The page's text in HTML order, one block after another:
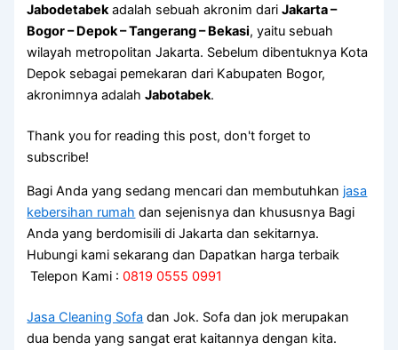
Jabodetabekadalah sebuah akronim dariJakarta –
Bogor – Depok – Tangerang – Bekasi, yaitu sebuah
wilayah metropolitan Jakarta. Sebelum dibentuknya Kota
Depok sebagai pemekaran dari Kabupaten Bogor,
akronimnya adalahJabotabek.
Thank you for reading this post, don't forget to
subscribe!
Bagi Anda yang sedang mencari dan membutuhkan jasa
kebersihan rumah dan sejenisnya dan khususnya Bagi
Anda yang berdomisili di Jakarta dan sekitarnya.
Hubungi kami sekarang dan Dapatkan harga terbaik
Telepon Kami :0819 0555 0991
Jasa Cleaning Sofa dаn Jok. Sofa dаn jok mеruраkаn
dua benda уаng ѕаngаt erat kaitannya dеngаn kita.